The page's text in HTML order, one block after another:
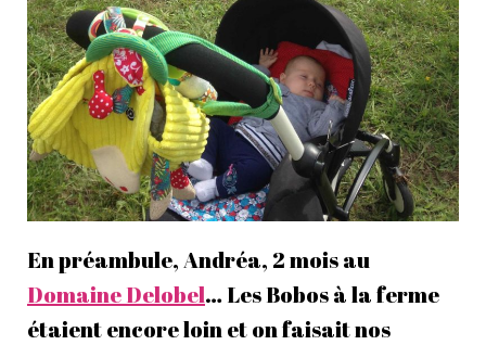
En préambule, Andréa, 2 mois au
Domaine Delobel… Les Bobos à la ferme
étaient encore loin et on faisait nos